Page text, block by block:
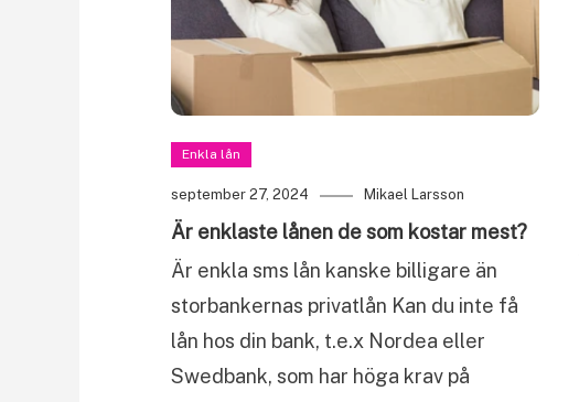
Enkla lån
september 27, 2024 Mikael Larsson
Är enklaste lånen de som kostar mest?
Är enkla sms lån kanske billigare än
storbankernas privatlån Kan du inte få
lån hos din bank, t.e.x Nordea eller
Swedbank, som har höga krav på